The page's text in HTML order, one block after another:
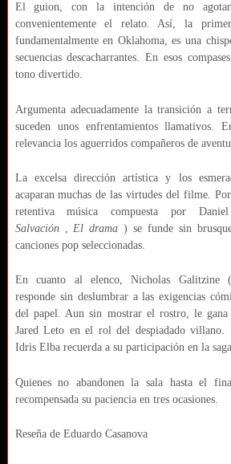
El guion, con la intención de no
convenientemente el relato. Así, la
fundamentalmente en Oklahoma, es una
secuencias descacharrantes. En esos
tono divertido.
Argumenta adecuadamente la transición a
suceden unos enfrentamientos llamativos.
relevancia los aguerridos compañeros de
La excelsa dirección artística y los
acaparan muchas de las virtudes del filme.
retentiva música compuesta por
Salvación ,El drama ) se funde sin
canciones pop seleccionadas.
En cuanto al elenco, Nicholas Galitzine
responde sin deslumbrar a las exigencias
del papel. Aun sin mostrar el rostro, le
Jared Leto en el rol del despiadado villano.
Idris Elba recuerda a su participación en la saga
Quienes no abandonen la sala hasta el
recompensada su paciencia en tres ocasiones.
Reseña de Eduardo Casanova